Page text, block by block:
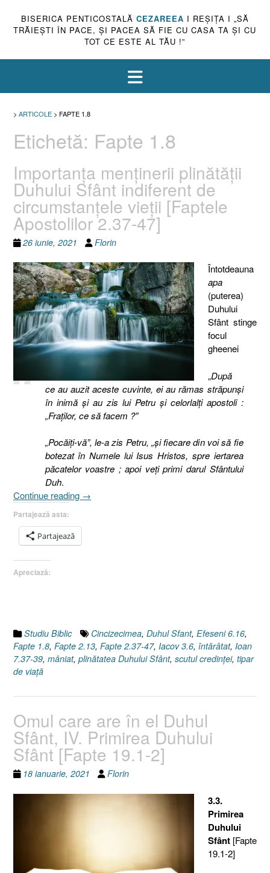
BISERICA PENTICOSTALĂ CEZAREEA I REŞIŢA I „SĂ
TRĂIEŞTI ÎN PACE, ŞI PACEA SĂ FIE CU CASA TA ŞI CU
TOT CE ESTE AL TĂU !”
> ARTICOLE > FAPTE 1.8
Etichetă: Fapte 1.8
Importanţa menţinerii plinătăţii
Duhului Sfânt indiferent de
circumstanţele vieţii [Faptele
Apostolilor 2.37-47]
26 iunie, 2021 Florin
Întotdeauna
apa
(puterea)
Duhului
Sfânt stinge
focul
gheenei
„După
ce au auzit aceste cuvinte, ei au rămas străpunşi
în inimă şi au zis lui Petru şi celorlalţi apostoli :
„Fraţilor, ce să facem ?”
„Pocăiţi-vă”, le-a zis Petru, „şi fiecare din voi să fie
botezat în Numele lui Isus Hristos, spre iertarea
păcatelor voastre ; apoi veţi primi darul Sfântului
Duh.
Continue reading „Importanţa
Sfânt
Apostolilor
2.37-
47]”
→
Partajează asta:
Partajează
Apreciază:
Studiu Biblic Cincizecimea, Duhul Sfant, Efeseni 6.16,
Fapte 1.8, Fapte 2.13, Fapte 2.37-47, Iacov 3.6, întărâtat, Ioan
7.37-39, mâniat, plinătatea Duhului Sfânt, scutul credinţei, tipar
de viaţă
Omul care are în el Duhul
Sfânt, IV. Primirea Duhului
Sfânt [Fapte 19.1-2]
18 ianuarie, 2021 Florin
3.3.
Primirea
Duhului
Sfânt [Fapte
19.1-2]